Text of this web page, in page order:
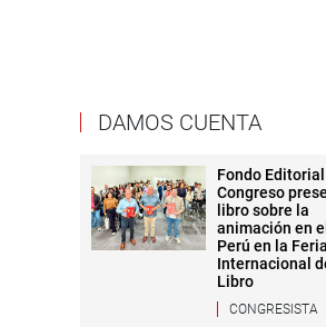
DAMOS CUENTA
Fondo Editorial
Congreso
libro sobre la
animación en el
Perú en la Feria
Internacional
Libro
CONGRESISTA